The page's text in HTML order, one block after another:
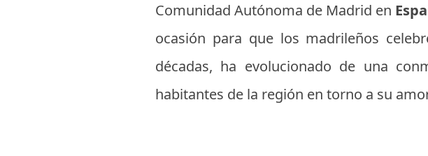
Comunidad Autónoma de Madrid en
ocasión para que los madrileños
décadas, ha evolucionado de una
habitantes de la región en torno a su